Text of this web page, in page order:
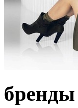
бренды